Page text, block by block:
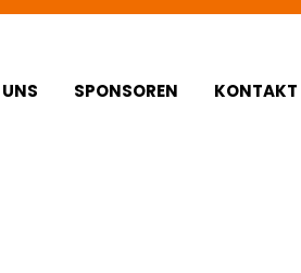
SPONSOREN KONTAKT